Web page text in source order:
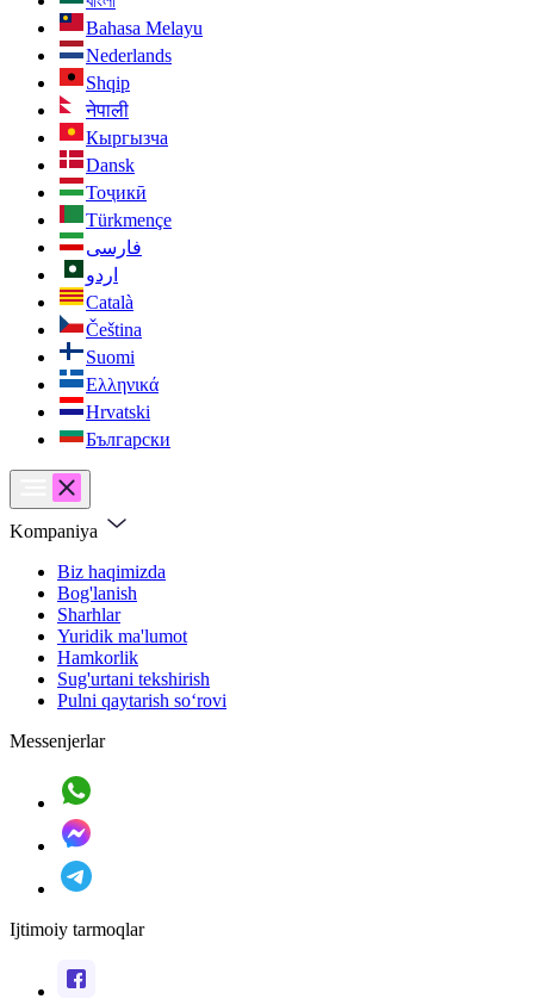
Bahasa Melayu
Nederlands
Shqip
नेपाली
Кыргызча
Dansk
Тоҷикӣ
Türkmençe
فارسی
اردو
Català
Čeština
Suomi
Ελληνικά
Hrvatski
Български
Kompaniya
Biz haqimizda
Bog'lanish
Sharhlar
Yuridik ma'lumot
Hamkorlik
Sug'urtani tekshirish
Pulni qaytarish soʻrovi
Messenjerlar
Ijtimoiy tarmoqlar